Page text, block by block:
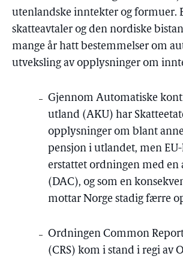
utenlandske inntekter og formuer.
skatteavtaler og den nordiske
mange år hatt bestemmelser om
utveksling av opplysninger om
Gjennom Automatiske
utland (AKU) har
opplysninger om blant
pensjon i utlandet, men
erstattet ordningen med en
(DAC), og som en
mottar Norge stadig færre
Ordningen Common
(CRS) kom i stand i regi av